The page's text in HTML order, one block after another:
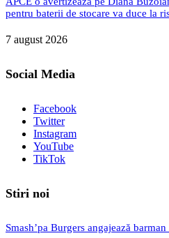
pentru baterii de stocare va duce la
7 august 2026
Social Media
Facebook
Twitter
Instagram
YouTube
TikTok
Stiri noi
Smash’pa Burgers angajează